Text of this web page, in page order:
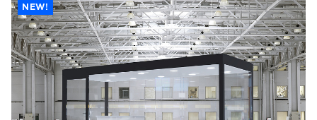
NEW!